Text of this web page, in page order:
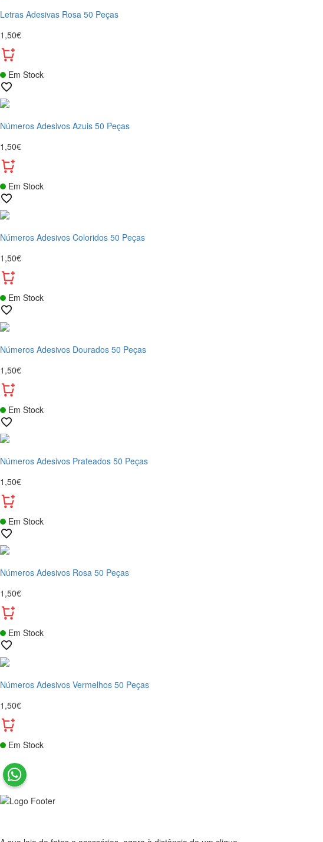
Letras Adesivas Rosa 50 Peças
1,50€
Em Stock
Números Adesivos Azuis 50 Peças
1,50€
Em Stock
Números Adesivos Coloridos 50 Peças
1,50€
Em Stock
Números Adesivos Dourados 50 Peças
1,50€
Em Stock
Números Adesivos Prateados 50 Peças
1,50€
Em Stock
Números Adesivos Rosa 50 Peças
1,50€
Em Stock
Números Adesivos Vermelhos 50 Peças
1,50€
Em Stock